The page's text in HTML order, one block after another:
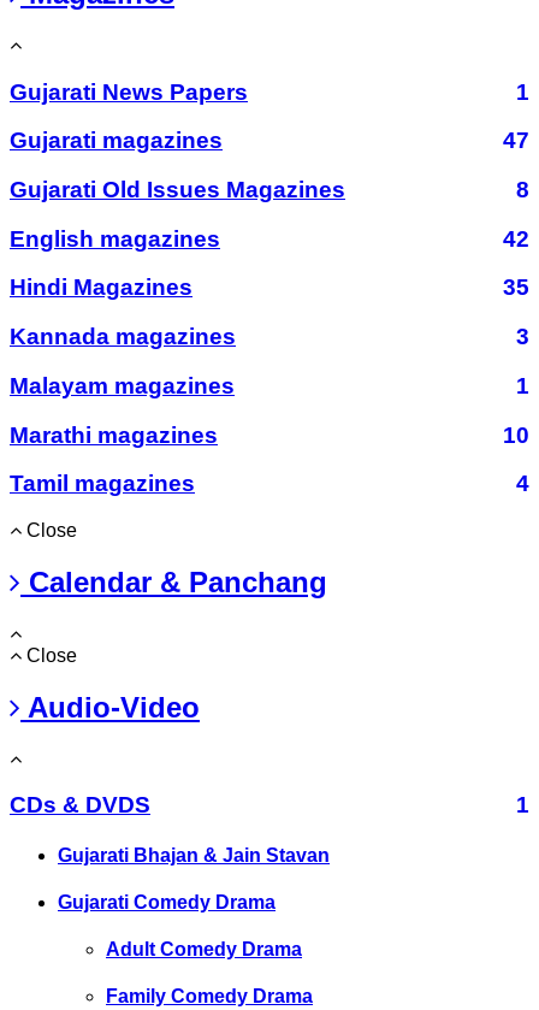
Gujarati News Papers
1
Gujarati magazines
47
Gujarati Old Issues Magazines
8
English magazines
42
Hindi Magazines
35
Kannada magazines
3
Malayam magazines
1
Marathi magazines
10
Tamil magazines
4
Close
Calendar & Panchang
Close
Audio-Video
CDs & DVDS 1
Gujarati Bhajan & Jain Stavan
Gujarati Comedy Drama
Adult Comedy Drama
Family Comedy Drama